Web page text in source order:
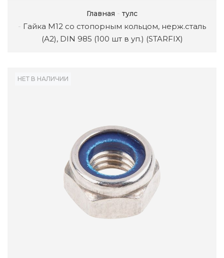
Главная тулс
Гайка М12 со стопорным кольцом, нерж.сталь
(А2), DIN 985 (100 шт в уп.) (STARFIX)
НЕТ В НАЛИЧИИ